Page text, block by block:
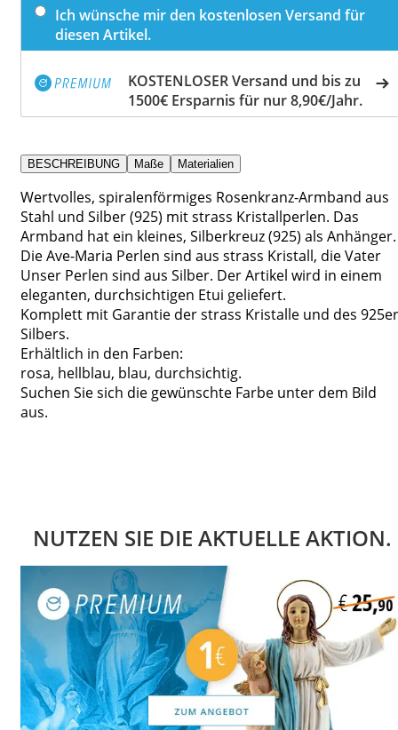
Ich wünsche mir den kostenlosen Versand für
diesen Artikel.
KOSTENLOSER Versand und bis zu
1500€ Ersparnis für nur 8,90€/Jahr.
BESCHREIBUNG Maße Materialien
Wertvolles, spiralenförmiges Rosenkranz-Armband aus
Stahl und Silber (925) mit strass Kristallperlen. Das
Armband hat ein kleines, Silberkreuz (925) als Anhänger.
Die Ave-Maria Perlen sind aus strass Kristall, die Vater
Unser Perlen sind aus Silber. Der Artikel wird in einem
eleganten, durchsichtigen Etui geliefert.
Komplett mit Garantie der strass Kristalle und des 925er
Silbers.
Erhältlich in den Farben:
rosa, hellblau, blau, durchsichtig.
Suchen Sie sich die gewünschte Farbe unter dem Bild
aus.
NUTZEN SIE DIE AKTUELLE AKTION.